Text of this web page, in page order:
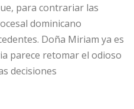
para contrariar las
dominicano
Doña Miriam ya es
parece retomar el odioso
decisiones